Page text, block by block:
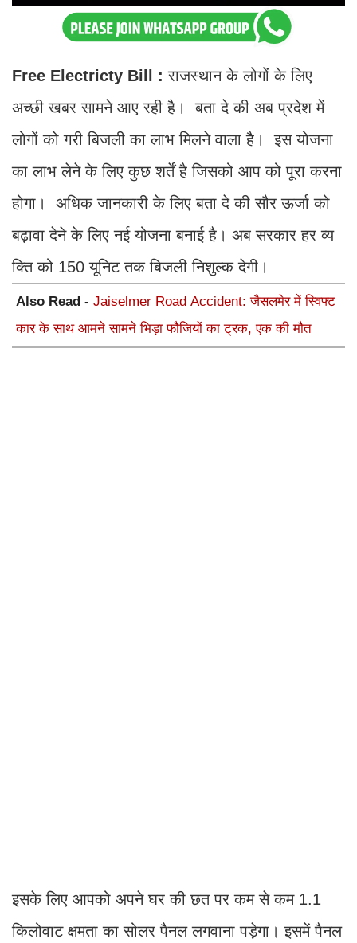
Free Electricty Bill :राजस्थान के लोगों के लिए
अच्छी खबर सामने आए रही है। बता दे की अब प्रदेश में
लोगों को गरी बिजली का लाभ मिलने वाला है। इस योजना
का लाभ लेने के लिए कुछ शर्तें है जिसको आप को पूरा करना
होगा। अधिक जानकारी के लिए बता दे की सौर ऊर्जा को
बढ़ावा देने के लिए नई योजना बनाई है। अब सरकार हर व्य​
क्ति को 150 यूनिट तक बिजली निशुल्क देगी।
Also Read - Jaiselmer Road Accident: जैसलमेर में स्विफ्ट
कार के साथ आमने सामने भिड़ा फौजियों का ट्रक, एक की मौत